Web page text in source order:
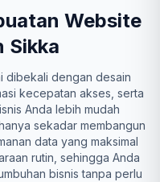
Website
Sikka
dibekali dengan desain
kecepatan akses, serta
Anda lebih mudah
sekadar membangun
data yang maksimal
rutin, sehingga Anda
bisnis tanpa perlu